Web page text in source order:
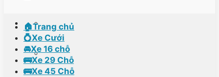
🏠Trang chủ
💍Xe Cưới
🚘Xe 16 chỗ
🚌Xe 29 Chỗ
🚌Xe 45 Chỗ